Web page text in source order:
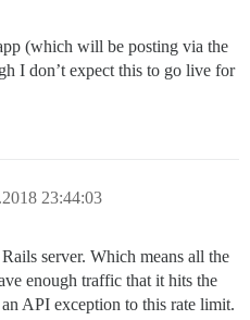
(which will be posting via the
I don’t expect this to go live for
23:44:03
server. Which means all the
enough traffic that it hits the
API exception to this rate limit.